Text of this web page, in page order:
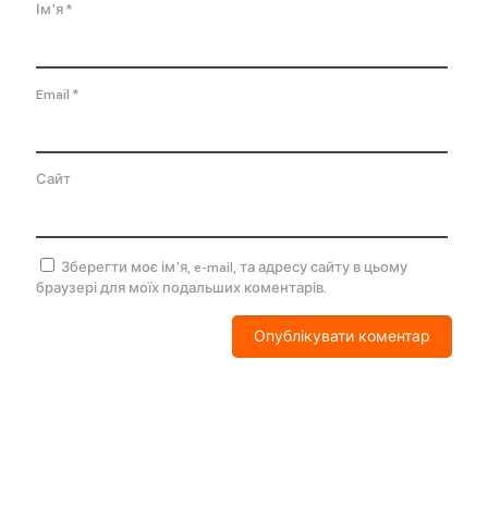
Ім'я*
Email *
Сайт
Зберегти моє ім'я, e-mail, та адресу сайту в цьому
браузері для моїх подальших коментарів.